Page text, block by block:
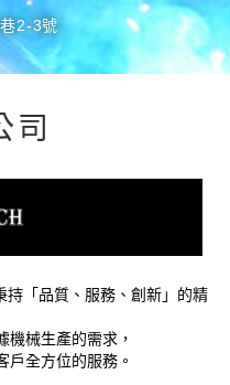
2-3號
司
持「品質、服務、創新」的精
機械生產的需求，
戶全方位的服務。